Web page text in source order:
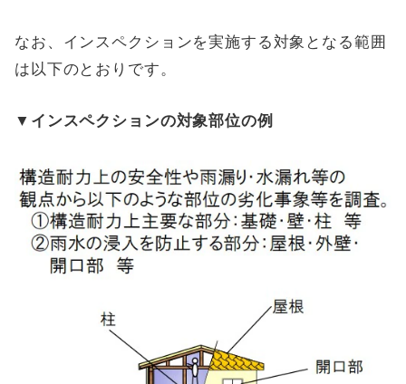
なお、インスペクションを実施する対象となる範囲
は以下のとおりです。
▼インスペクションの対象部位の例